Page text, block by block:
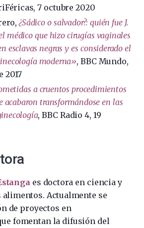
7 octubre 2020
¿Sádico o salvador?: quién fue J.
médico que hizo cirugías vaginales
esclavas negras y es considerado el
moderna», BBC Mundo,
2017
a cruentos procedimientos
acabaron transformándose en las
, BBC Radio 4, 19
es doctora en ciencia y
Actualmente se
de proyectos en
fomentan la difusión del